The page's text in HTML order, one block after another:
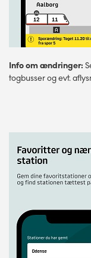
Info om ændringer:
togbusser og evt.